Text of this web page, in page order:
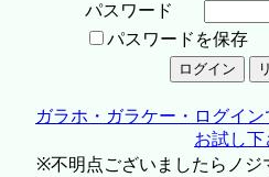
パスワード
パスワードを保存
ガラホ・ガラケー・ログイ
お試し下
※不明点ございましたらノジ